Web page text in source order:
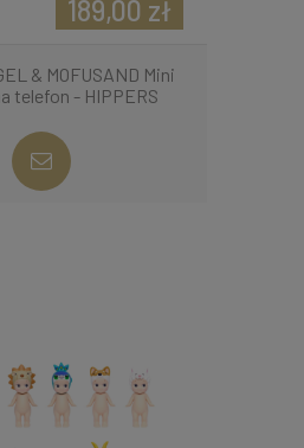
& MOFUSAND Mini
telefon - HIPPERS
189,00 zł